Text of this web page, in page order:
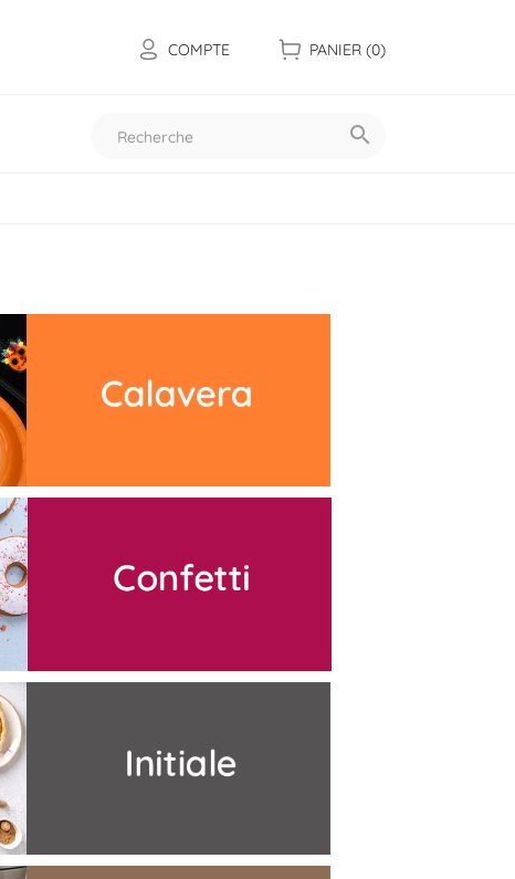
COMPTE PANIER (0)
Les mini
